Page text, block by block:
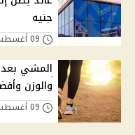
جنيه
المشي
والوزن